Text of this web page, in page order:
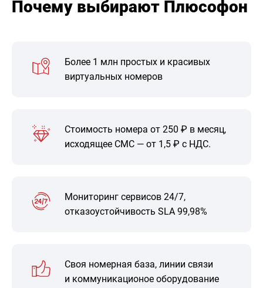
Почему выбирают Плюсофон
Более 1 млн простых и красивых
виртуальных номеров
Стоимость номера от 250 ₽ в месяц,
исходящее СМС — от 1,5 ₽ с НДС.
Мониторинг сервисов 24/7,
отказоустойчивость SLA 99,98%
Своя номерная база, линии связи
и коммуникационое оборудование